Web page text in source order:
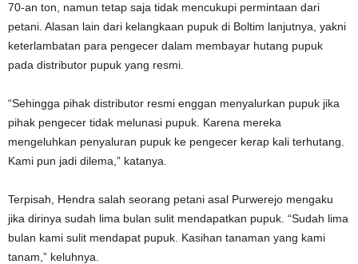
70-an ton, namun tetap saja tidak mencukupi permintaan dari
petani. Alasan lain dari kelangkaan pupuk di Boltim lanjutnya, yakni
keterlambatan para pengecer dalam membayar hutang pupuk
pada distributor pupuk yang resmi.
“Sehingga pihak distributor resmi enggan menyalurkan pupuk jika
pihak pengecer tidak melunasi pupuk. Karena mereka
mengeluhkan penyaluran pupuk ke pengecer kerap kali terhutang.
Kami pun jadi dilema,” katanya.
Terpisah, Hendra salah seorang petani asal Purwerejo mengaku
jika dirinya sudah lima bulan sulit mendapatkan pupuk. “Sudah lima
bulan kami sulit mendapat pupuk. Kasihan tanaman yang kami
tanam,” keluhnya.